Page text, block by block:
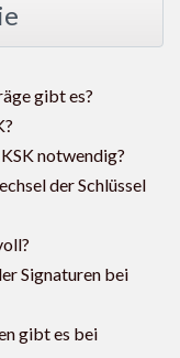
gibt es?
notwendig?
der Schlüssel
Signaturen bei
gibt es bei